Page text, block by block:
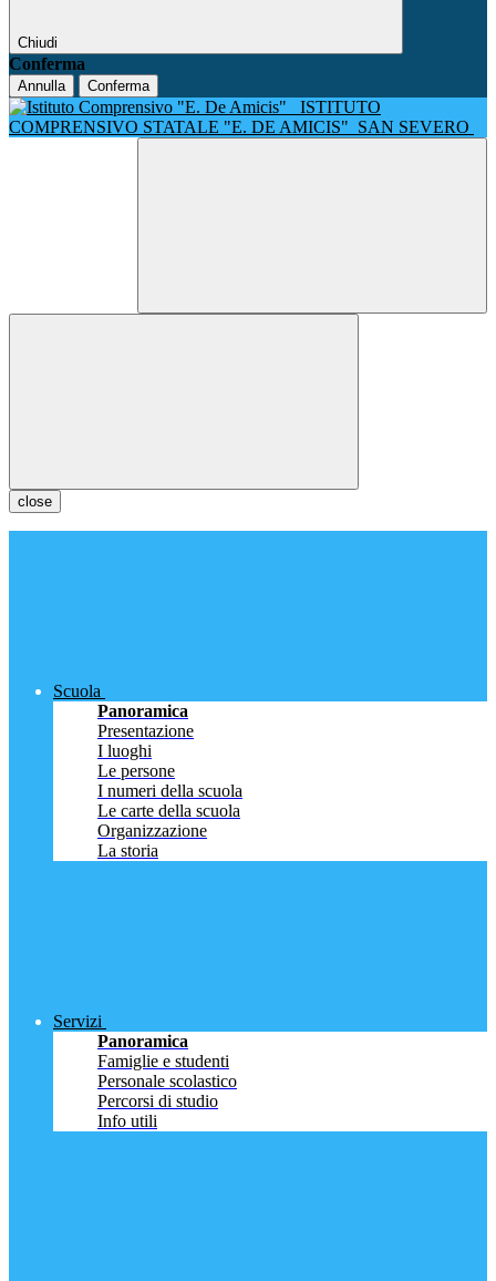
Chiudi
Conferma
Annulla Conferma
ISTITUTO
COMPRENSIVO STATALE "E. DE AMICIS" SAN SEVERO
close
Scuola
Panoramica
Presentazione
I luoghi
Le persone
I numeri della scuola
Le carte della scuola
Organizzazione
La storia
Servizi
Panoramica
Famiglie e studenti
Personale scolastico
Percorsi di studio
Info utili